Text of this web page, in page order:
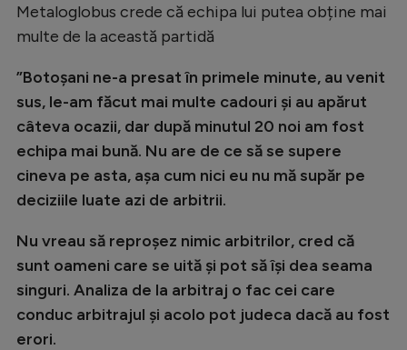
Tenis
Handbal
Natație
Formula 1
Gimnastică
Auto
Ciclism
Alte sporturi
JO 2024
Metaloglobus crede că echipa lui putea obține mai
multe de la această partidă
”Botoșani ne-a presat în primele minute, au venit
sus, le-am făcut mai multe cadouri și au apărut
câteva ocazii, dar după minutul 20 noi am fost
echipa mai bună. Nu are de ce să se supere
cineva pe asta, așa cum nici eu nu mă supăr pe
deciziile luate azi de arbitrii.
Nu vreau să reproșez nimic arbitrilor, cred că
sunt oameni care se uită și pot să își dea seama
singuri. Analiza de la arbitraj o fac cei care
conduc arbitrajul și acolo pot judeca dacă au fost
erori.